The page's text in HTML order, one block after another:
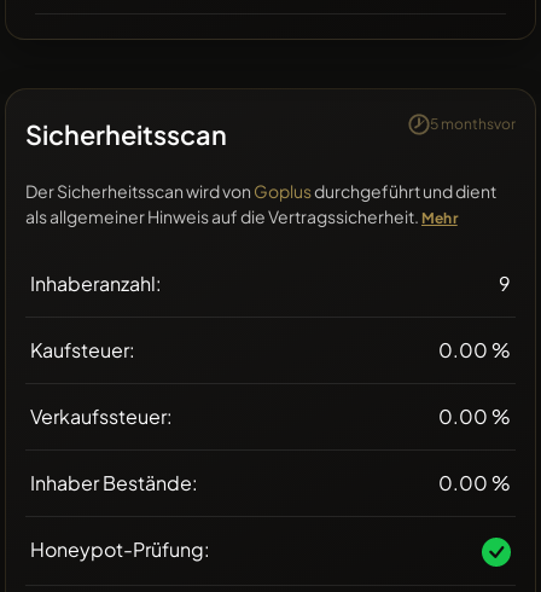
Sicherheitsscan 5 monthsvor
Der Sicherheitsscan wird von Goplusdurchgeführt und dient
als allgemeiner Hinweis auf die Vertragssicherheit. Mehr
Inhaberanzahl: 9
Kaufsteuer: 0.00 %
Verkaufssteuer: 0.00 %
Inhaber Bestände: 0.00 %
Honeypot-Prüfung: